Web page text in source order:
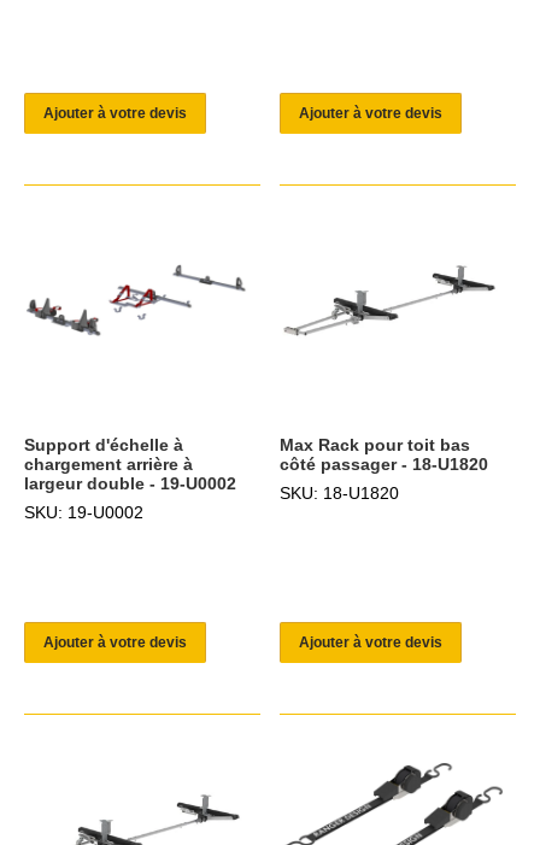
Ajouter à votre devis Ajouter à votre devis
Support d'échelle à
chargement arrière à
largeur double - 19-U0002
SKU: 19-U0002
Ajouter à votre devis
Max Rack pour toit bas
côté passager - 18-U1820
SKU: 18-U1820
Ajouter à votre devis